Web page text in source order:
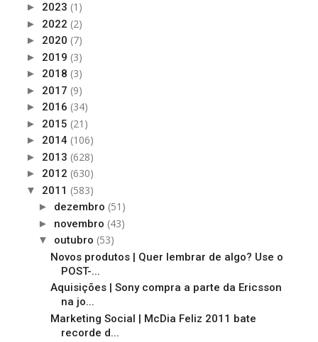
► 2023 (1)
► 2022 (2)
► 2020 (7)
► 2019 (3)
► 2018 (3)
► 2017 (9)
► 2016 (34)
► 2015 (21)
► 2014 (106)
► 2013 (628)
► 2012 (630)
▼ 2011 (583)
► dezembro (51)
► novembro (43)
▼ outubro (53)
Novos produtos | Quer lembrar de algo? Use o
POST-...
Aquisições | Sony compra a parte da Ericsson
na jo...
Marketing Social | McDia Feliz 2011 bate
recorde d...